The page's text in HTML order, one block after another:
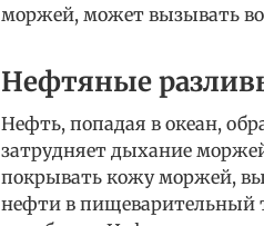
моржей, может вызывать
Нефтяные
Нефть, попадая в океан,
затрудняет дыхание
покрывать кожу моржей,
нефти в пищеварительный